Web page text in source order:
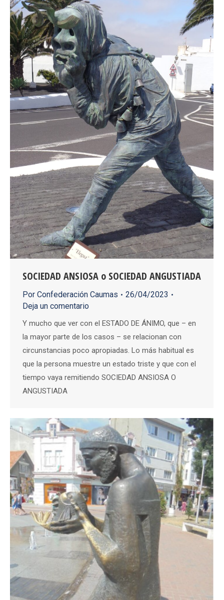
SOCIEDAD ANSIOSA o SOCIEDAD ANGUSTIADA
Por Confederación Caumas
26/04/2023
Deja un comentario
Y mucho que ver con el ESTADO DE ÁNIMO, que – en
la mayor parte de los casos – se relacionan con
circunstancias poco apropiadas. Lo más habitual es
que la persona muestre un estado triste y que con el
tiempo vaya remitiendo SOCIEDAD ANSIOSA O
ANGUSTIADA